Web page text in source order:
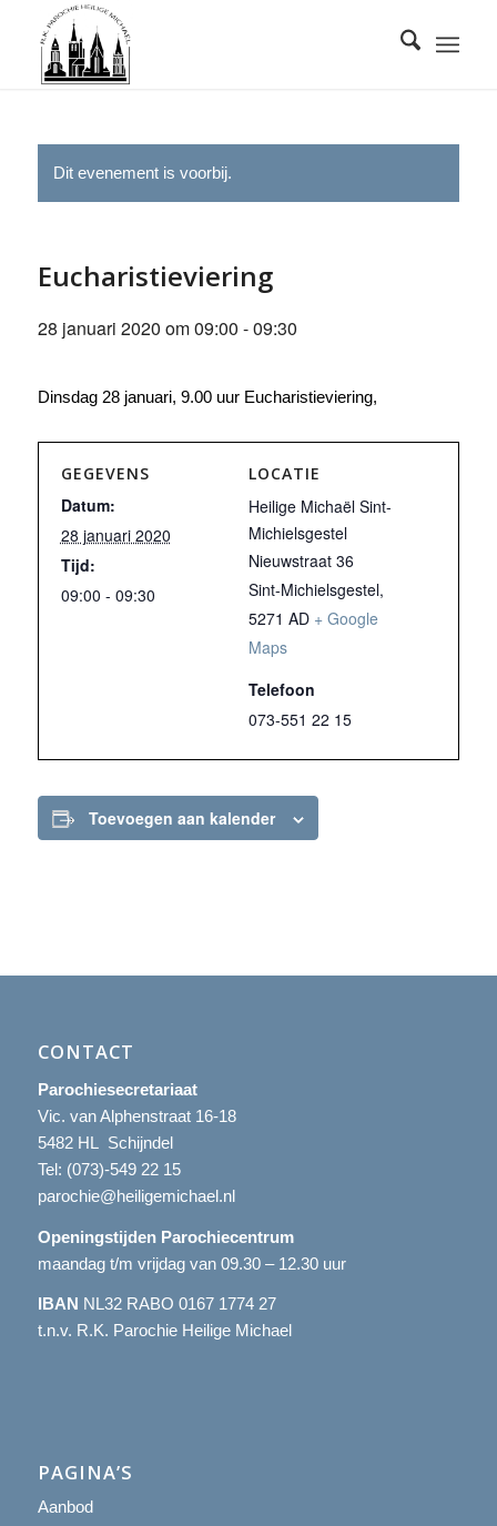
Dit evenement is voorbij.
Eucharistieviering
28 januari 2020 om 09:00 -09:30
Dinsdag 28 januari, 9.00 uur Eucharistieviering,
GEGEVENS
Datum:
28 januari 2020
Tijd:
09:00 - 09:30
LOCATIE
Heilige Michaël Sint-
Michielsgestel
Nieuwstraat 36
Sint-Michielsgestel,
5271 AD + Google
Maps
Telefoon
073-551 22 15
Toevoegen aan kalender
CONTACT
Parochiesecretariaat
Vic. van Alphenstraat 16-18
5482 HL Schijndel
Tel: (073)-549 22 15
parochie@heiligemichael.nl
Openingstijden Parochiecentrum
maandag t/m vrijdag van 09.30 – 12.30 uur
IBAN NL32 RABO 0167 1774 27
t.n.v. R.K. Parochie Heilige Michael
PAGINA’S
Aanbod